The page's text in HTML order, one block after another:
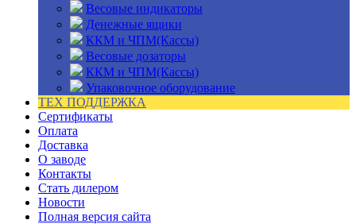
Весовые индикаторы
Денежные ящики
ККМ и ЧПМ(Кассы)
Весовые дозаторы
ККМ и ЧПМ(Кассы)
Упаковочное оборудование
ТЕХ ПОДДЕРЖКА
Сертификаты
Оплата
Доставка
О заводе
Контакты
Стать дилером
Новости
Полная версия сайта